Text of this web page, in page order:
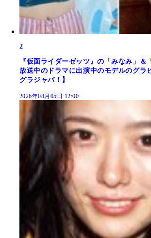
2
『仮面ライダーゼッツ』の「みなみ」
放送中のドラマに出演中のモデルのグラ
グラジャパ！】
2026年08月05日 12:00